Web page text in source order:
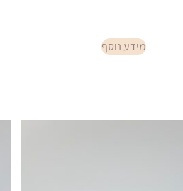
מידע נוסף